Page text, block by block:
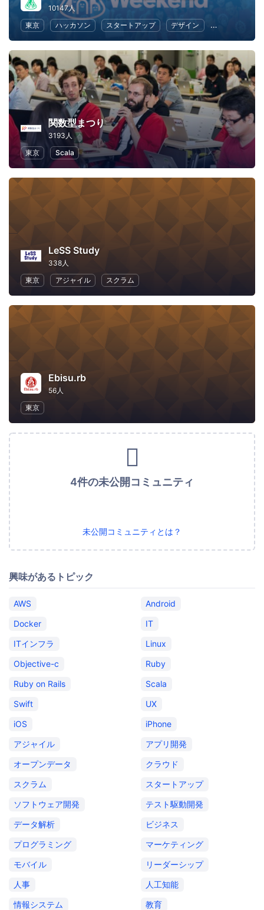
10147人
東京
ハッカソン スタートアップ デザイン マーケティング
関数型まつり
3193人
東京
Scala
LeSS Study
338人
東京
アジャイル スクラム
Ebisu.rb
56人
東京
4件の未公開コミュニティ
未公開コミュニティとは？
興味があるトピック
AWS
Android
Docker
IT
ITインフラ
Linux
Objective-c
Ruby
Ruby on Rails
Scala
Swift
UX
iOS
iPhone
アジャイル
アプリ開発
オープンデータ
クラウド
スクラム
スタートアップ
ソフトウェア開発
テスト駆動開発
データ解析
ビジネス
プログラミング
マーケティング
モバイル
リーダーシップ
人事
人工知能
情報システム
教育